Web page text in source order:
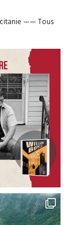
——Tous